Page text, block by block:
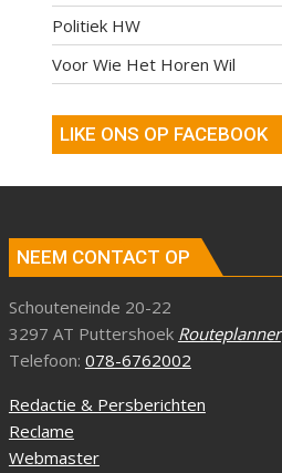
Politiek HW
Voor Wie Het Horen Wil
LIKE ONS OP FACEBOOK
NEEM CONTACT OP
Schouteneinde 20-22
3297 AT Puttershoek Routeplanner
Telefoon: 078-6762002
Redactie & Persberichten
Reclame
Webmaster